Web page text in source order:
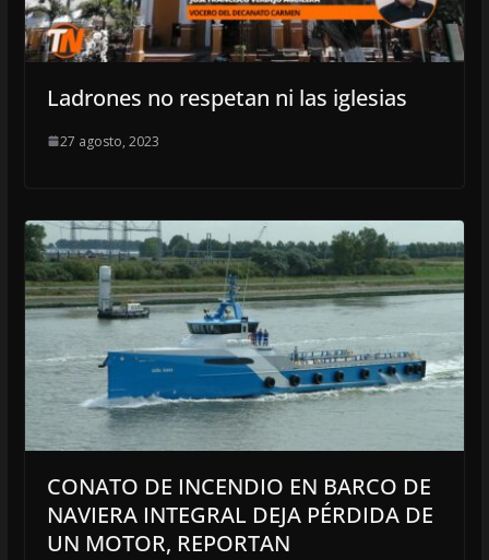
Ladrones no respetan ni las iglesias
27 agosto, 2023
CONATO DE INCENDIO EN BARCO DE
NAVIERA INTEGRAL DEJA PÉRDIDA DE
UN MOTOR, REPORTAN